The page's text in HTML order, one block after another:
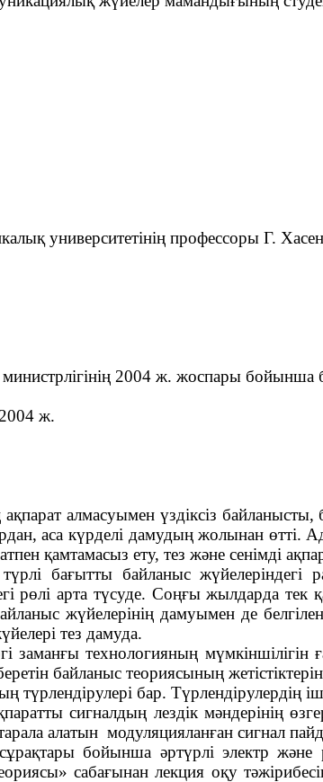
университетінің профессоры Г.
2004 ж. жоспары бойынша
ж.
алмасуымен үздіксіз байланысты,
аса күрделі дамудың жолынан өтті.
қамтамасыз ету, тез және сенімді
бағытты байланыс жүйелеріндегі
рөлі арта түсуде. Соңғы жылдарда
жүйелерінің дамуымен де
тез дамуда.
заманғы технологияның мүмкіншілігін
байланыс теориясының
түрлендірулері бар.
сигналдың лездік мәндерінің
алатын модуляцияланған сигнал
бойынша әртүрлі электр және
сабағынан лекция оқу